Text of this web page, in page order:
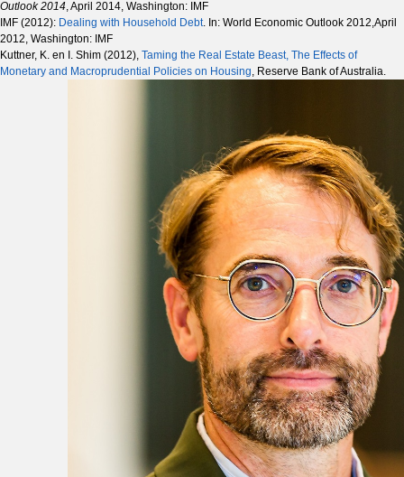
Outlook 2014 , April 2014, Washington: IMF
IMF (2012): Dealing with Household Debt. In: World Economic Outlook 2012,April
2012, Washington: IMF
Kuttner, K. en I. Shim (2012), Taming the Real Estate Beast, The Effects of
Monetary and Macroprudential Policies on Housing , Reserve Bank of Australia.